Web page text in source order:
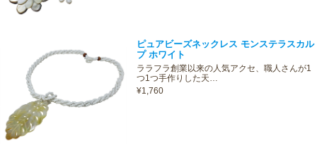
ピュアビーズネックレス モンステラスカル
プ ホワイト
ララフラ創業以来の人気アクセ、職人さんが1
つ1つ手作りした天…
¥1,760